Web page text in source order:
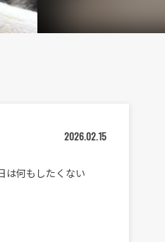
2026.02.15
は何もしたくない